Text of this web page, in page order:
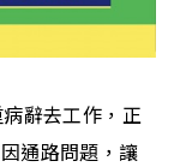
辭去工作，正
通路問題，讓